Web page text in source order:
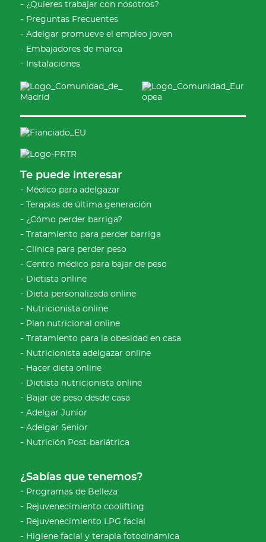
¿Quieres trabajar con nosotros?
Preguntas Frecuentes
Adelgar promueve el empleo joven
Embajadores de marca
Instalaciones
Te puede interesar
Médico para adelgazar
Terapias de última generación
¿Cómo perder barriga?
Tratamiento para perder barriga
Clínica para perder peso
Centro médico para bajar de peso
Dietista online
Dieta personalizada online
Nutricionista online
Plan nutricional online
Tratamiento para la obesidad en casa
Nutricionista adelgazar online
Hacer dieta online
Dietista nutricionista online
Bajar de peso desde casa
Adelgar Junior
Adelgar Senior
Nutrición Post-bariátrica
¿Sabías que tenemos?
Programas de Belleza
Rejuvenecimiento coolifting
Rejuvenecimiento LPG facial
Higiene facial y terapia fotodinámica